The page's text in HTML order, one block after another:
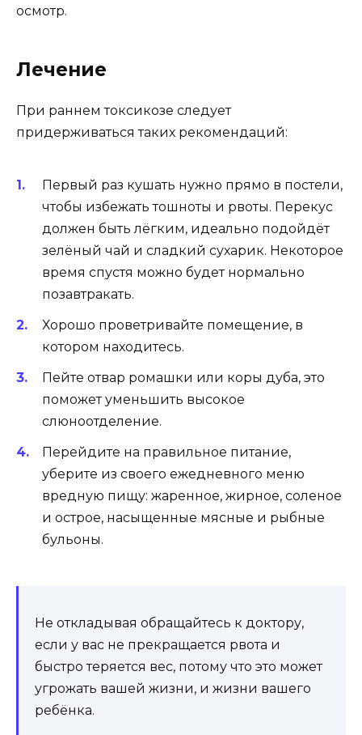
осмотр.
Лечение
При раннем токсикозе следует
придерживаться таких рекомендаций:
Первый раз кушать нужно прямо в постели,
чтобы избежать тошноты и рвоты. Перекус
должен быть лёгким, идеально подойдёт
зелёный чай и сладкий сухарик. Некоторое
время спустя можно будет нормально
позавтракать.
Хорошо проветривайте помещение, в
котором находитесь.
Пейте отвар ромашки или коры дуба, это
поможет уменьшить высокое
слюноотделение.
Перейдите на правильное питание,
уберите из своего ежедневного меню
вредную пищу: жаренное, жирное, соленое
и острое, насыщенные мясные и рыбные
бульоны.
Не откладывая обращайтесь к доктору,
если у вас не прекращается рвота и
быстро теряется вес, потому что это может
угрожать вашей жизни, и жизни вашего
ребёнка.